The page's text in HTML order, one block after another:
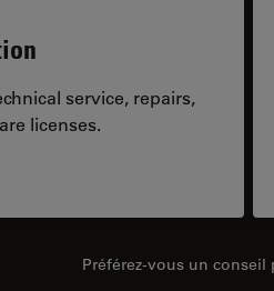
service, repairs,
licenses.
Préférez-vous un conseil